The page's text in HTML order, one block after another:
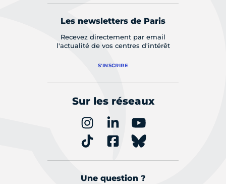
Les newsletters de Paris
Recevez directement par email
l'actualité de vos centres d'intérêt
S'INSCRIRE
Sur les réseaux
Une question ?